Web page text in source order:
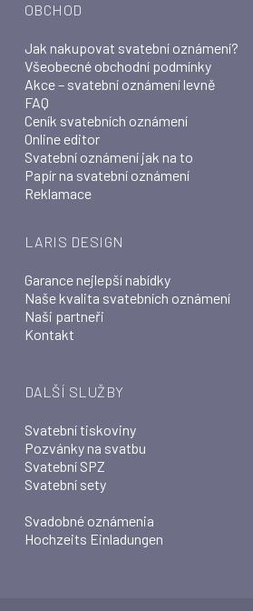
OBCHOD
Jak nakupovat svatební oznámení?
Všeobecné obchodní podmínky
Akce – svatební oznámení levně
FAQ
Ceník svatebních oznámení
Online editor
Svatební oznámení jak na to
Papír na svatební oznámení
Reklamace
LARIS DESIGN
Garance nejlepší nabídky
Naše kvalita svatebních oznámení
Naši partneři
Kontakt
DALŠÍ SLUŽBY
Svatební tiskoviny
Pozvánky na svatbu
Svatební SPZ
Svatební sety
Svadobné oznámenia
Hochzeits Einladungen